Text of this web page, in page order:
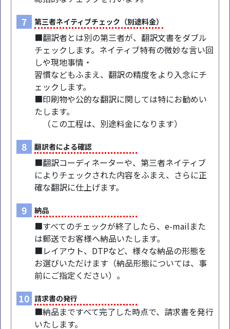
7 第三者ネイティブチェック（別途料金）
■翻訳者とは別の第三者が、翻訳文書をダブル
チェックします。ネイティブ特有の微妙な言い回
しや現地事情・
習慣などもふまえ、翻訳の精度をより入念にチ
ェックします。
■印刷物や公的な翻訳に関しては特にお勧めい
たします。
（この工程は、別途料金になります）
8 翻訳者による確認
■翻訳コーディネーターや、第三者ネイティブ
によりチェックされた内容をふまえ、さらに正
確な翻訳に仕上げます。
9 納品
■すべてのチェックが終了したら、e-mailまた
は郵送でお客様へ納品いたします。
■レイアウト、DTPなど、様々な納品の形態を
お選びいただけます（納品形態については、事
前にご指定ください）。
10 請求書の発行
■納品まですべて完了した時点で、請求書を発行
いたします。